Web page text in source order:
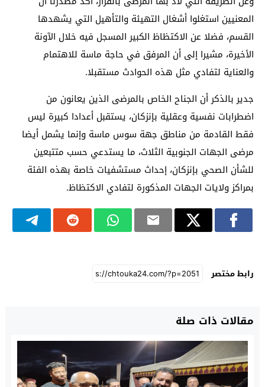
المعنيين استغلوا أشغال التهيئة والتأهيل التي يشهدها
القسم، فضلا عن الاكتظاظ الكبير المسجل فيه خلال الآونة
الأخيرة، مشيرا إلى أن المرفق في حاجة ماسة للاهتمام
والعناية لتفادي مثل هذه الحوادث مستقبلا.
جدير بالذكر أن الجناح الخاص بالمرضى الذين يعانون من
اضطرابات نفسية وعقلية بإنزكان، يستقبل أعدادا كبيرة ليس
فقط القادمة من مناطق جهة سوس ماسة وإنما يشمل أيضا
مرضى الجهات الجنوبية الثلاث، ما يستدعي حسب متتبعين
للشأن الصحي بإنزكان، إحداث مستشفيات خاصة بهذه الفئة
بمراكز ولايات الجهات المذكورة لتفادي الاكتظاظ.
رابط مختصر
مقالات ذات صلة